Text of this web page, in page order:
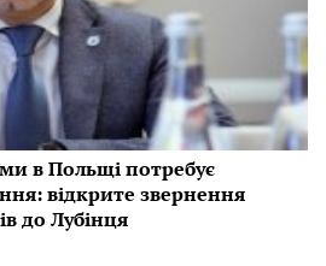
в Польщі потребує
відкрите звернення
до Лубінця